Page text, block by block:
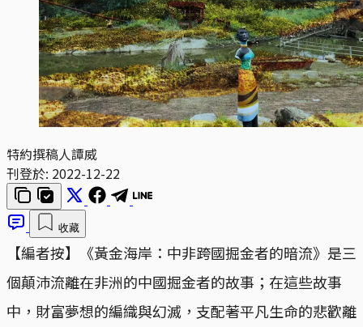
特約撰稿人譚威
刊登於: 2022-12-22
收藏
【編者按】《黃金海岸：中非跨國掘金者的暗流》是三
個顛沛流離在非洲的中國掘金者的故事；在這些故事
中，財富夢想的編織與幻滅，支配著平凡生命的悲歡離